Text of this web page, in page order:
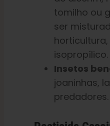
tomilho ou
ser
isopropílico.
Insetos
joaninhas,
predadores.